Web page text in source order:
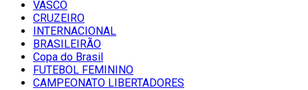
VASCO
CRUZEIRO
INTERNACIONAL
BRASILEIRÃO
Copa do Brasil
FUTEBOL FEMININO
CAMPEONATO LIBERTADORES